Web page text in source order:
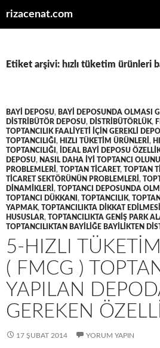
rizacenat.com
Etiket arşivi: hızlı tüketim ürünleri
BAYI DEPOSU, BAYI DEPOSUNDA OLMASI
DISTRIBÜTÖR DEPOSU, DISTRIBÜTÖRLÜK,
TOPTANCILIK FAALIYETI IÇIN GEREKLI DEPO
TOPTANCILIĞI , HIZLI TÜKETIM ÜRÜNLERI ,
TOPTANCILIĞI , IDEAL BAYI DEPOSU
DEPOSU, NASIL DAHA IYI TOPTANCI
PROBLEMLERI , TOPTAN TICARET, TOPTAN
TICARET SEKTÖRÜNÜN PROBLEMLERI ,
DINAMIKLERI , TOPTANCI DEPOSUNDA
TOPTANCI DÜKKANI , TOPTANCILIK,
YAPMAK, TOPTANCILIKTA DIKKAT
HUSUSLAR, TOPTANCILIKTA GENIŞ PARK
TOPTANCILIKTAN BAYILIĞE BAYILIKTEN
5-HIZLI
( FMCG )
YAPILAN
GEREKEN
17 ŞUBAT 2014 YORUM YAPIN